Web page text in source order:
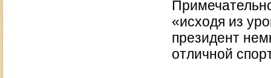
«исходя из
президент
отличной